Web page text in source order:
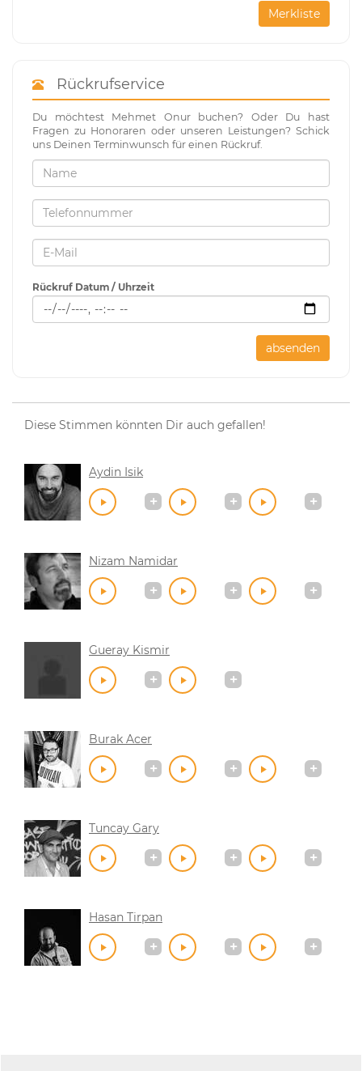
Merkliste
Rückrufservice
Du möchtest Mehmet Onur buchen? Oder Du hast
Fragen zu Honoraren oder unseren Leistungen? Schick
uns Deinen Terminwunsch für einen Rückruf.
Rückruf Datum / Uhrzeit
absenden
Diese Stimmen könnten Dir auch gefallen!
Aydin Isik
Nizam Namidar
Gueray Kismir
Burak Acer
Tuncay Gary
Hasan Tirpan